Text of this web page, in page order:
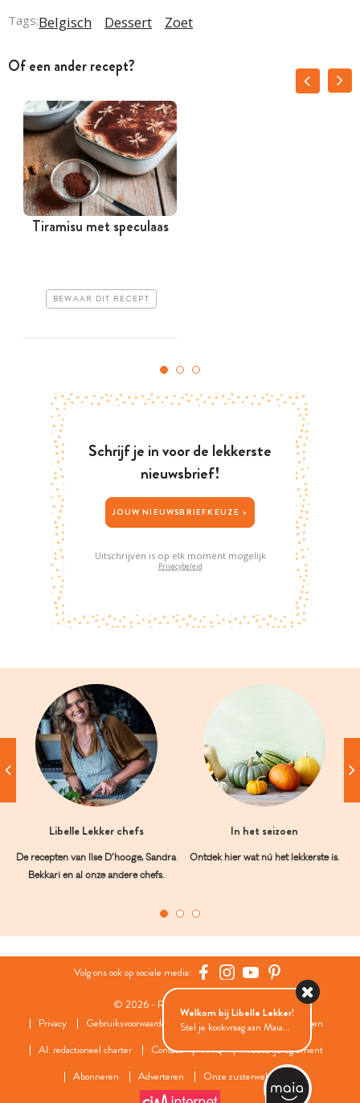
Tags:Belgisch Dessert Zoet
Of een ander recept?
Tiramisu met speculaas
BEWAAR DIT RECEPT
Schrijf je in voor de lekkerste
nieuwsbrief!
JOUW NIEUWSBRIEFKEUZE >
Uitschrijven is op elk moment mogelijk
Privacybeleid
Libelle Lekker chefs
De recepten van Ilse D’hooge, Sandra
Bekkari en al onze andere chefs.
In het seizoen
Ontdek hier wat nú het lekkerste is.
Volg ons ook op sociale media:
© 2026 - Roularta Media Group
Privacy
Gebruiksvoorwaarden Cookies
Cookies instellingen
AI: redactioneel charter
Contact FAQ
Wedstrijdreglement
Abonneren
Adverteren Onze zusterwebsites
Welkom bij Libelle Lekker!
Stel je kookvraag aan Maia...